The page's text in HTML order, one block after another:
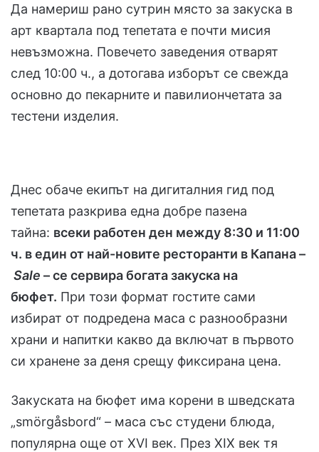
Да намериш рано сутрин място за закуска в
арт квартала под тепетата е почти мисия
невъзможна. Повечето заведения отварят
след 10:00 ч., а дотогава изборът се свежда
основно до пекарните и павилиончетата за
тестени изделия.
Днес обаче екипът на дигиталния гид под
тепетата разкрива една добре пазена
тайна: всеки работен ден между 8:30 и 11:00
ч. в един от най-новите ресторанти в Капана –
Sale – се сервира богата закуска на
бюфет. При този формат гостите сами
избират от подредена маса с разнообразни
храни и напитки какво да включат в първото
си хранене за деня срещу фиксирана цена.
Закуската на бюфет има корени в шведската
„smörgåsbord“ – маса със студени блюда,
популярна още от XVI век. През XIX век тя